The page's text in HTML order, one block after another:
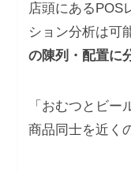
店頭にあるPOS
ション分析は可
の陳列・配置に
「おむつとビ
商品同士を近く